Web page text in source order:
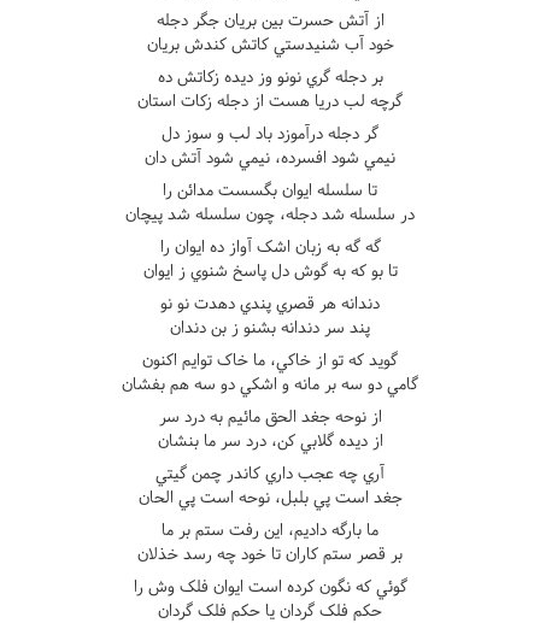
از آتش حسرت بين بريان جگر دجله
خود آب شنيدستي کاتش کندش بريان
بر دجله گري نونو وز ديده زکاتش ده
گرچه لب دريا هست از دجله زکات استان
گر دجله درآموزد باد لب و سوز دل
نيمي شود افسرده، نيمي شود آتش دان
تا سلسله ايوان بگسست مدائن را
در سلسله شد دجله، چون سلسله شد پيچان
گه گه به زبان اشک آواز ده ايوان را
تا بو که به گوش دل پاسخ شنوي ز ايوان
دندانه هر قصري پندي دهدت نو نو
پند سر دندانه بشنو ز بن دندان
گويد که تو از خاکي، ما خاک توايم اکنون
گامي دو سه بر مانه و اشکي دو سه هم بفشان
از نوحه جغد الحق مائيم به درد سر
از ديده گلابي کن، درد سر ما بنشان
آري چه عجب داري کاندر چمن گيتي
جغد است پي بلبل، نوحه است پي الحان
ما بارگه داديم، اين رفت ستم بر ما
بر قصر ستم کاران تا خود چه رسد خذلان
گوئي که نگون کرده است ايوان فلک وش را
حکم فلک گردان يا حکم فلک گردان